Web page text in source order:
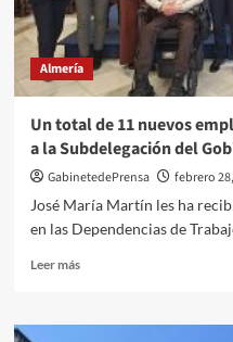
comprometidas
y
brillantes
el
próximo
de
marzo
Almería
Un total de 11 nuevos
a la Subdelegación del
GabinetedePrensa febrero
José María Martín les ha
en las Dependencias de
Leer másLeer
Un